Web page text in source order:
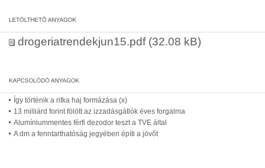
drogeriatrendekjun15.pdf(32.08 kB)
Így történik a ritka haj formázása (x)
13 milliárd forint fölött az izzadásgátlók éves forgalma
Alumíniummentes férfi dezodor teszt a TVE által
A dm a fenntarthatóság jegyében építi a jövőt